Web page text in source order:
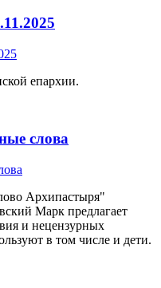
епархии.
слова
Архипастыря"
Марк предлагает
и нецензурных
в том числе и дети.